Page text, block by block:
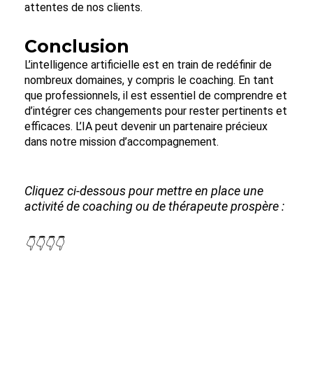
attentes de nos clients.
Conclusion
L’intelligence artificielle est en train de redéfinir de
nombreux domaines, y compris le coaching. En tant
que professionnels, il est essentiel de comprendre et
d’intégrer ces changements pour rester pertinents et
efficaces. L’IA peut devenir un partenaire précieux
dans notre mission d’accompagnement.
Cliquez ci-dessous pour mettre en place une
activité de coaching ou de thérapeute prospère :
👇👇👇👇